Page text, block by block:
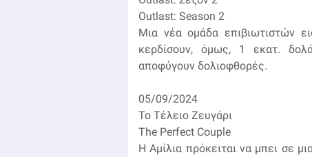
Outlast: Season 2
Μια νέα ομάδα επιβιωτιστών
κερδίσουν, όμως, 1 εκατ.
αποφύγουν δολιοφθορές.
05/09/2024
Το Τέλειο Ζευγάρι
The Perfect Couple
Η Αμίλια πρόκειται να μπει σε